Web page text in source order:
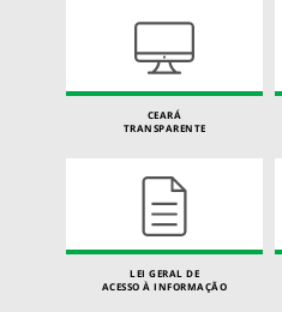
CEARÁ
TRANSPARENTE
LEI GERAL DE
ACESSO À INFORMAÇÃO